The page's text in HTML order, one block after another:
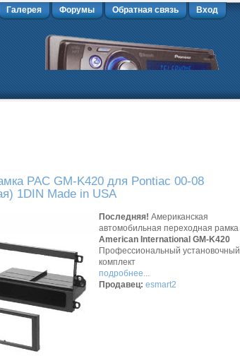
Галерея Форумы Обратная связь Вход
PAC GM-K420 для Pontiac 00-08
1DIN Made in USA
Последняя! Американская
автомобильная переходная рамка
American International GM-K420
Профессиональный установочный
комплект
подробнее...
Продавец: esmart2